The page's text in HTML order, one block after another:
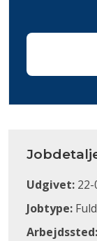
Udgivet:
Jobtype:
Arbejdssted: